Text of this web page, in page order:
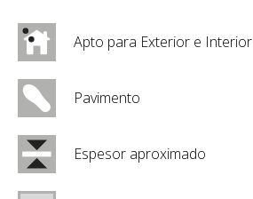
Apto para Exterior e Interior
Pavimento
Espesor aproximado